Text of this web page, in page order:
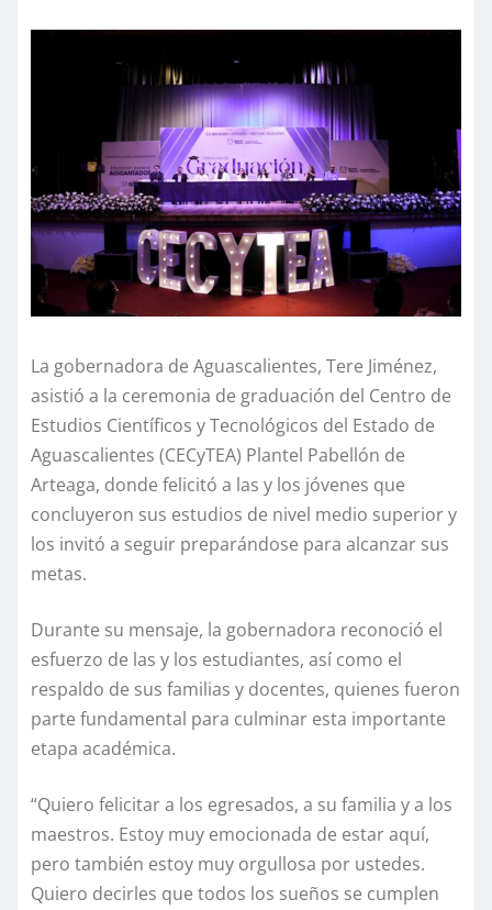
La gobernadora de Aguascalientes, Tere Jiménez,
asistió a la ceremonia de graduación del Centro de
Estudios Científicos y Tecnológicos del Estado de
Aguascalientes (CECyTEA) Plantel Pabellón de
Arteaga, donde felicitó a las y los jóvenes que
concluyeron sus estudios de nivel medio superior y
los invitó a seguir preparándose para alcanzar sus
metas.
Durante su mensaje, la gobernadora reconoció el
esfuerzo de las y los estudiantes, así como el
respaldo de sus familias y docentes, quienes fueron
parte fundamental para culminar esta importante
etapa académica.
“Quiero felicitar a los egresados, a su familia y a los
maestros. Estoy muy emocionada de estar aquí,
pero también estoy muy orgullosa por ustedes.
Quiero decirles que todos los sueños se cumplen